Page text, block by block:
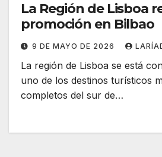
La Región de Lisboa
promoción en Bilbao
9 DE MAYO DE 2026
La región de Lisboa se está
uno de los destinos turísticos
completos del sur de…